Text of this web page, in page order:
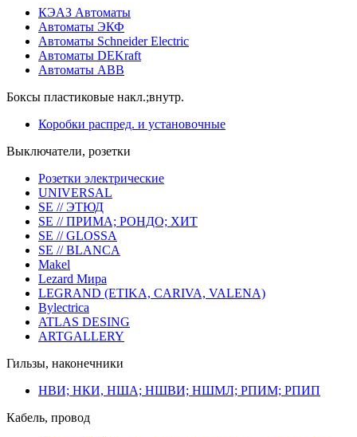
КЭАЗ Автоматы
Автоматы ЭКФ
Автоматы Schneider Electric
Автоматы DEKraft
Автоматы ABB
Боксы пластиковые накл.;внутр.
Коробки распред. и установочные
Выключатели, розетки
Розетки электрические
UNIVERSAL
SE // ЭТЮД
SE // ПРИМА; РОНДО; ХИТ
SE // GLOSSA
SE // BLANCA
Makel
Lezard Мира
LEGRAND (ETIKA, CARIVA, VALENA)
Bylectrica
ATLAS DESING
ARTGALLERY
Гильзы, наконечники
НВИ; НКИ, НША; НШВИ; НШМЛ; РПИМ; РПИП
Кабель, провод